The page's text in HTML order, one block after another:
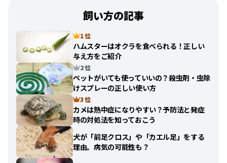
飼い方の記事
1 位
ハムスターはオクラを食べられる！正しい
与え方をご紹介
2 位
ペットがいても使っていいの？殺虫剤・虫除
けスプレーの正しい使い方
3 位
カメは熱中症になりやすい？予防法と発症
時の対処法を知っておこう
犬が「前足クロス」や「カエル足」をする
理由。病気の可能性も？